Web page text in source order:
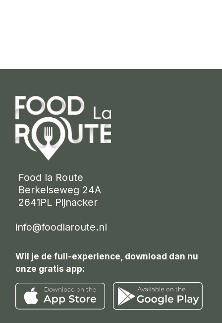
Food la Route
Berkelseweg 24A
2641PL Pijnacker
info@foodlaroute.nl
Wil je de full-experience, download dan nu
onze gratis app: